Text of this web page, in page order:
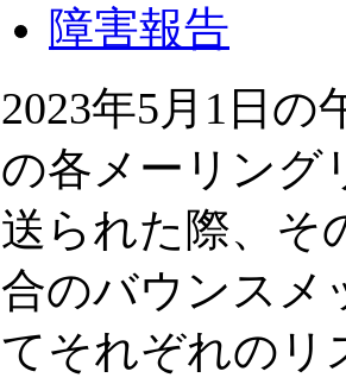
障害報告
2023年5月1日の
の各メーリング
送られた際、そ
合のバウンスメ
てそれぞれのリ